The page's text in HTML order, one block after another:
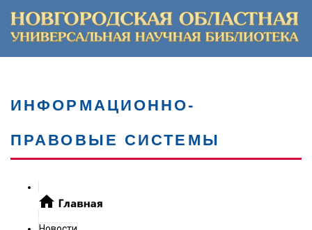
ИНФОРМАЦИОННО-
ПРАВОВЫЕ СИСТЕМЫ